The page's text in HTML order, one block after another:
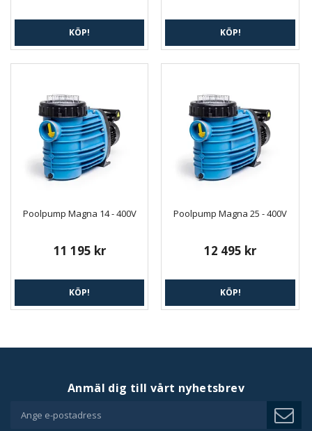
KÖP! KÖP!
Poolpump Magna 14 - 400V
11 195 kr
KÖP!
Poolpump Magna 25 - 400V
12 495 kr
KÖP!
Anmäl dig till vårt nyhetsbrev